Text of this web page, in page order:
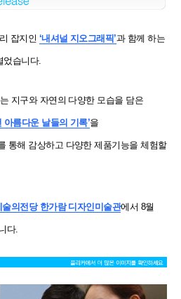
잡지인 ‘내셔널 지오그래픽’과 함께 하는
었습니다.
지구와 자연의 다양한 모습을 담은
아름다운 날들의 기록’을
통해 감상하고 다양한 제품기능을 체험할
술의전당 한가람 디자인미술관에서 8월
다.